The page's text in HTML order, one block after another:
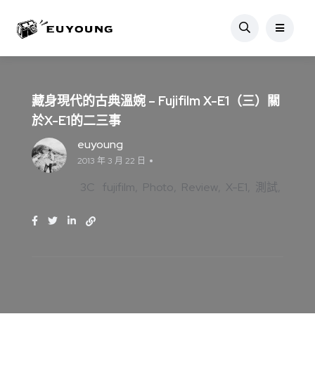
藏身現代的古典溫婉 – Fujifilm X-E1（三）關
於X-E1的二三事
euyoung
2013 年 3 月 22 日
3C fujifilm Photo Review X-E1 測試